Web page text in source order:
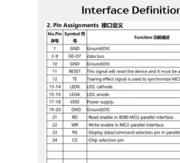
exhibición de Epaper de la E-tinta
Pantalla táctil LCD TFT con capacidad
Pantalla táctil LCD TFT resistiva
Display con PMoled
Display de pantalla LCD TFT
Display LCD TFT de RF